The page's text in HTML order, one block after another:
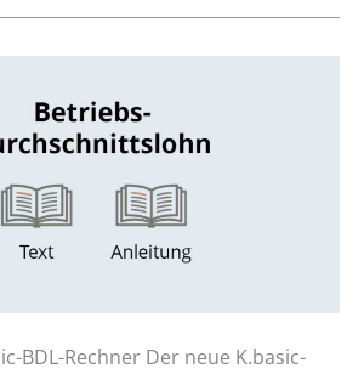
BDL-Rechner Der neue K.basic-